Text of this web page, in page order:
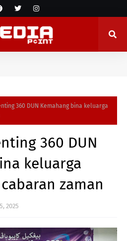
360 DUN Kemahang bina keluarga
360 DUN
keluarga
zaman
2025